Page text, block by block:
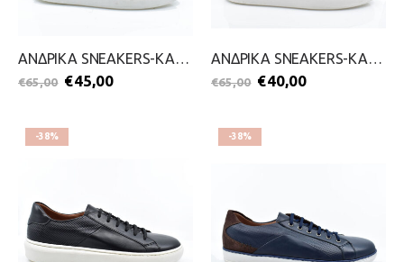
ΑΝΔΡΙΚΑ SNEAKERS-KALT-2099-0642-ΜΑΥΡΟ
€65,00 €45,00
ΑΝΔΡΙΚΑ SNEAKERS-KALT-2099-0641-ΤΑΜΠΑ
€65,00 €40,00
-38% -38%